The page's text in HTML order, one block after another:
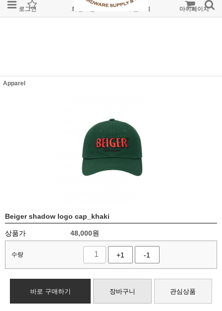
로그인 회원가입 주문조회 마이페이지
Apparel
Beiger shadow logo cap_khaki
상품가 48,000원
수량 +1 -1
바로 구매하기 장바구니 관심상품